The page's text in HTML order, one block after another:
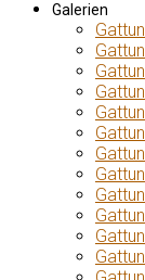
Galerien